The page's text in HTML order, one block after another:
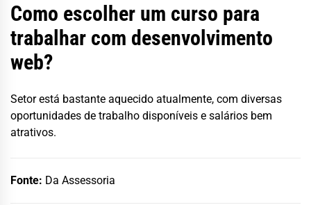
Como escolher um curso para
trabalhar com desenvolvimento
web?
Setor está bastante aquecido atualmente, com diversas
oportunidades de trabalho disponíveis e salários bem
atrativos.
Fonte: Da Assessoria